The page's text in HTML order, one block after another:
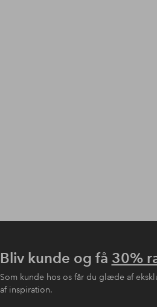
Bliv kunde og få 30%
Som kunde hos os får du glæde af
af inspiration.